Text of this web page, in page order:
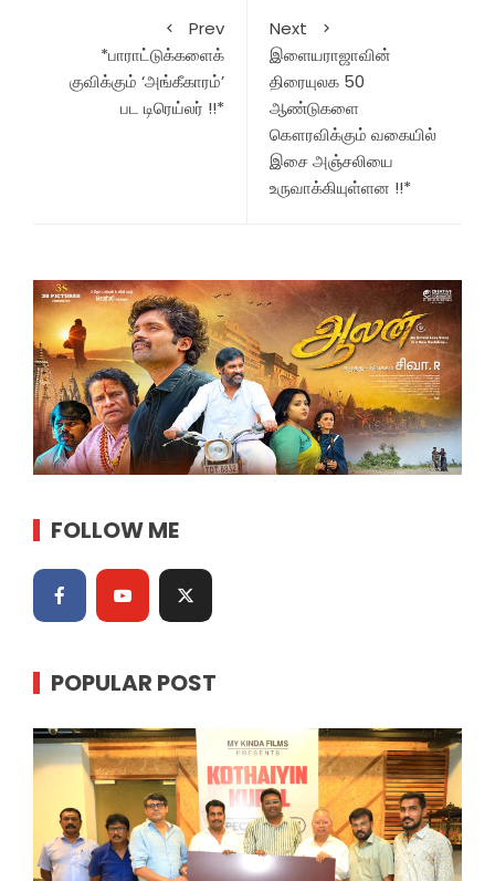
Prev
*பாராட்டுக்களைக்
குவிக்கும் ‘அங்கீகாரம்’
பட டிரெய்லர் !!*
Next
இளையராஜாவின்
திரையுலக 50
ஆண்டுகளை
கௌரவிக்கும் வகையில்
இசை அஞ்சலியை
உருவாக்கியுள்ளன !!*
FOLLOW ME
POPULAR POST